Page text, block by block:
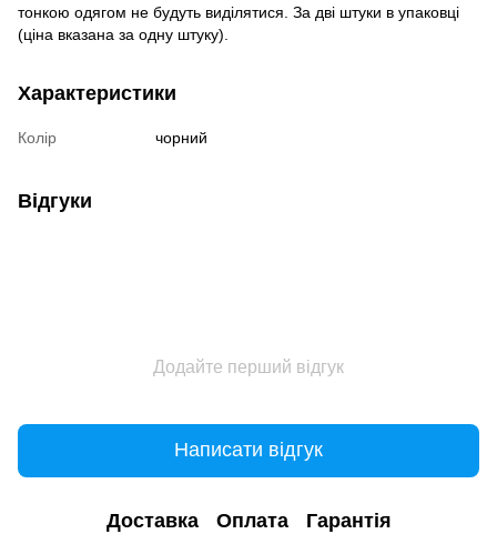
тонкою одягом не будуть виділятися. За дві штуки в упаковці
(ціна вказана за одну штуку).
Характеристики
Колір чорний
Відгуки
Додайте перший відгук
Написати відгук
Доставка Оплата Гарантія